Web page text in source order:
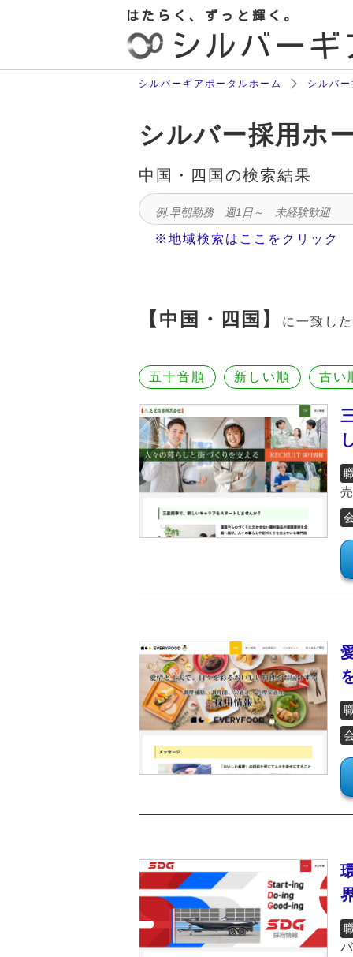
シルバーギ
はたらく、ずっと輝く。
シルバーギアポータルホーム シルバ
シルバー採用ホ
中国・四国 の検索結果
※地域検索はここをクリック
【中国・四国】 に一致し
五十音順 新しい順 古い